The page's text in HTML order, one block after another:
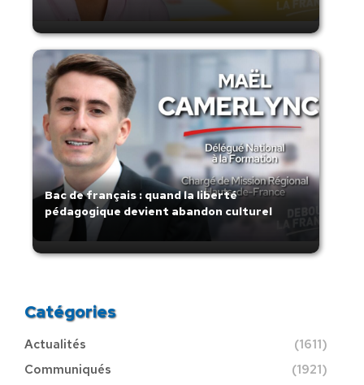
Bac de français : quand la liberté
pédagogique devient abandon culturel
Catégories
Actualités
(1611)
Communiqués
(1921)